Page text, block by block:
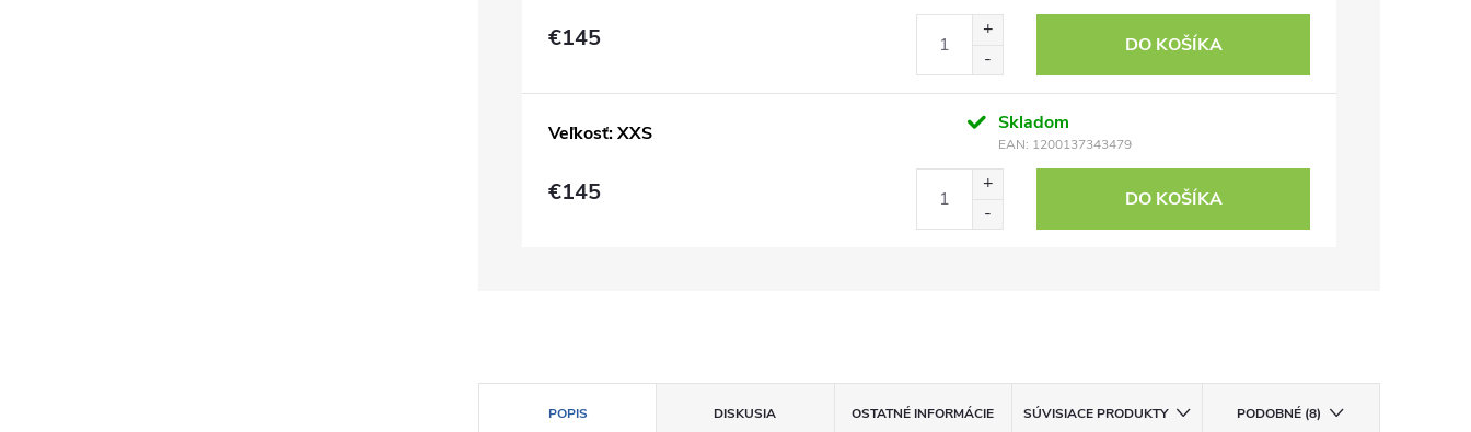
€145 DO KOŠÍKA
Veľkosť: XXS Skladom
EAN: 1200137343479
€145 DO KOŠÍKA
POPIS DISKUSIA OSTATNÉ INFORMÁCIE SÚVISIACE PRODUKTY PODOBNÉ (8)